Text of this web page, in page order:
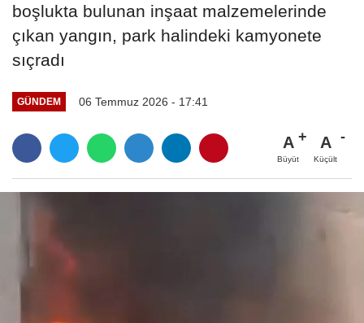
boşlukta bulunan inşaat malzemelerinde
çıkan yangın, park halindeki kamyonete
sıçradı
GÜNDEM 06 Temmuz 2026 - 17:41
A
Büyüt
A
Küçült